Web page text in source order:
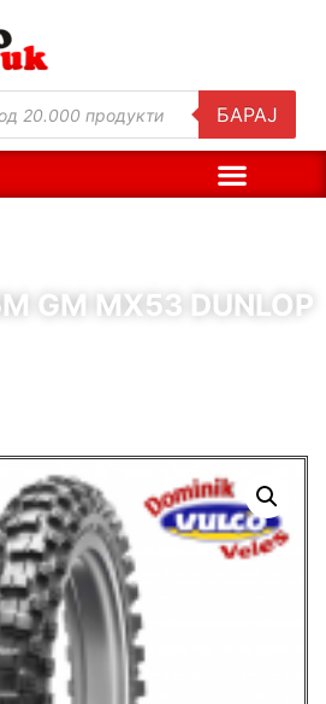
БАРАЈ
GM MX53 DUNLOP